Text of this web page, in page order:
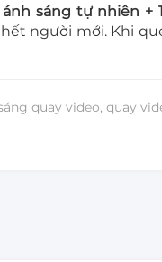
ánh sáng tự nhiên +
người mới. Khi
quay video, quay